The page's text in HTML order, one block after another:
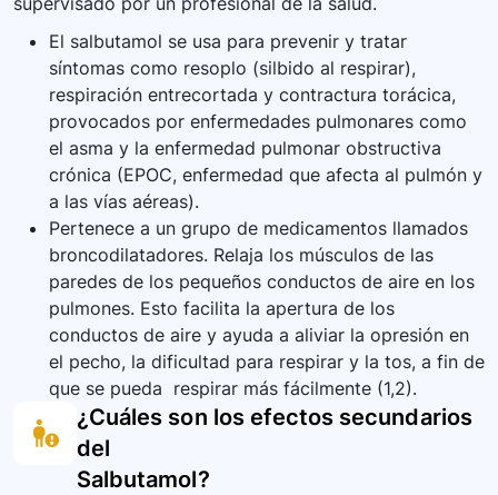
El salbutamol se usa para prevenir y tratar
síntomas como resoplo (silbido al respirar),
respiración entrecortada y contractura torácica,
provocados por enfermedades pulmonares como
el asma y la enfermedad pulmonar obstructiva
crónica (EPOC, enfermedad que afecta al pulmón y
a las vías aéreas).
Pertenece a un grupo de medicamentos llamados
broncodilatadores. Relaja los músculos de las
paredes de los pequeños conductos de aire en los
pulmones. Esto facilita la apertura de los
conductos de aire y ayuda a aliviar la opresión en
el pecho, la dificultad para respirar y la tos, a fin de
que se pueda respirar más fácilmente (1,2).
¿Cuáles son los efectos secundarios
del
Salbutamol?